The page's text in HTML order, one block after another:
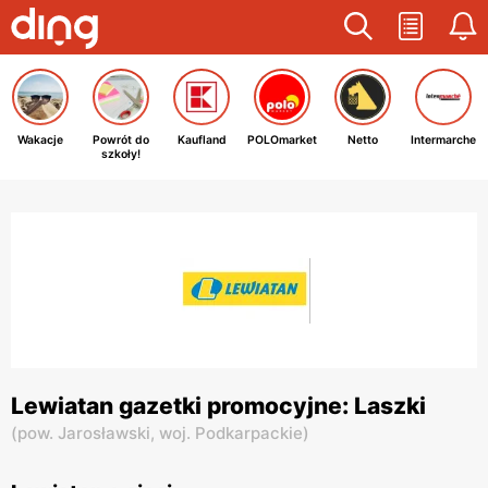
Wakacje
Powrót do
szkoły!
Kaufland POLOmarket Netto Intermarche
Lewiatan gazetki promocyjne: Laszki
(pow. Jarosławski, woj. Podkarpackie)